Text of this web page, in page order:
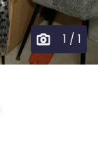
1 / 1